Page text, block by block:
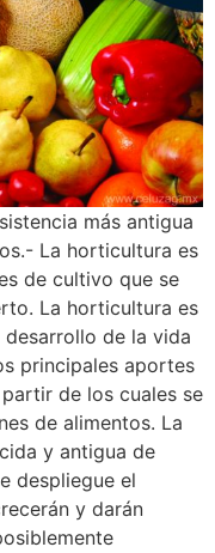
más antigua
La horticultura es
de cultivo que se
La horticultura es
de la vida
principales aportes
de los cuales se
de alimentos. La
y antigua de
despliegue el
y darán